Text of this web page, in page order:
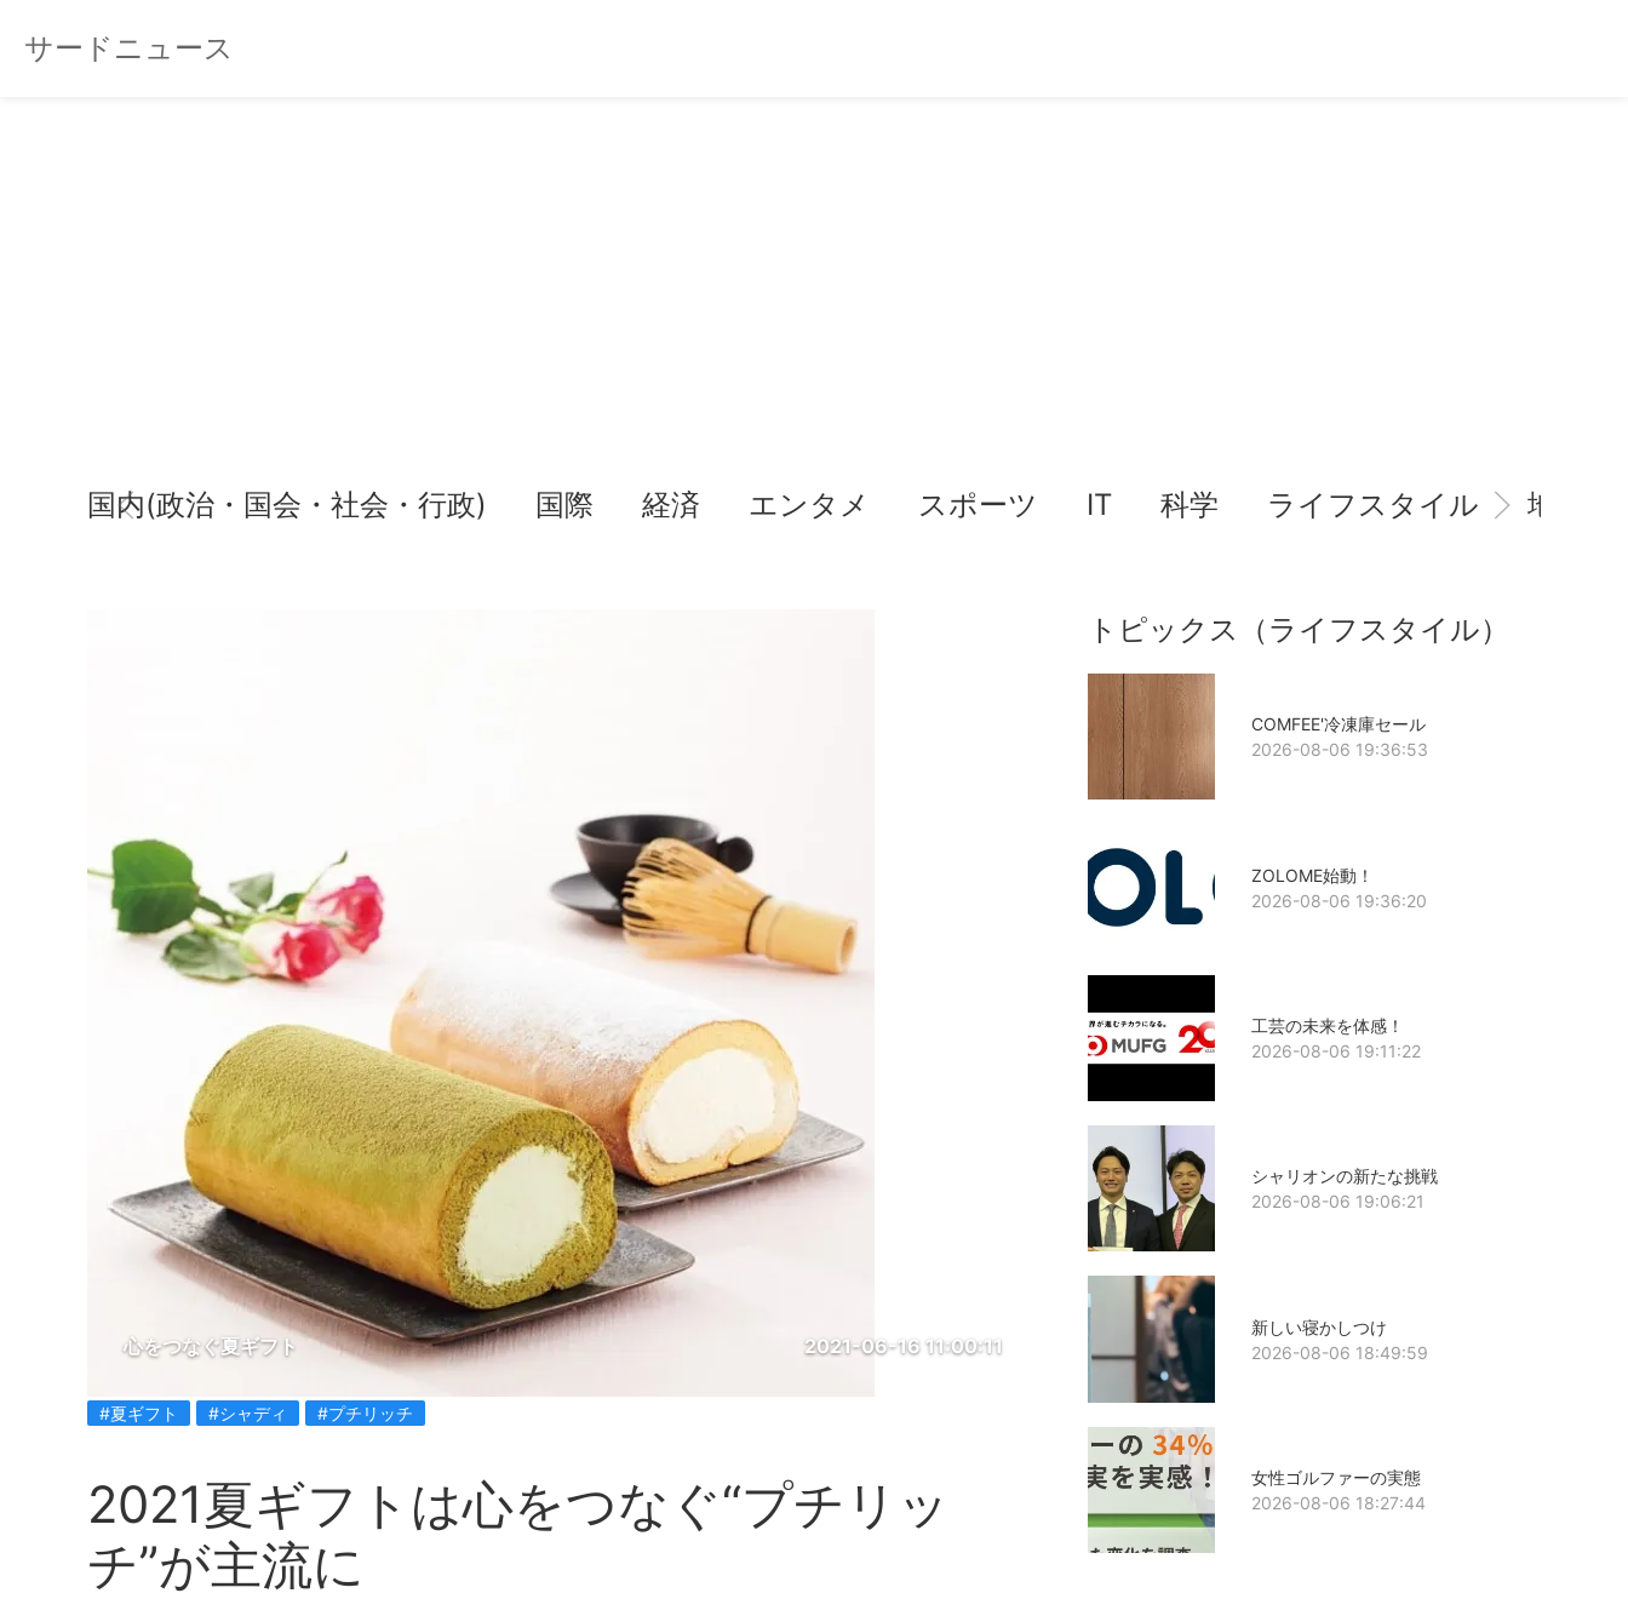
サードニュース
国内(政治・国会・社会・行政) 国際 経済 エンタメ スポーツ IT 科学 ライフスタイル 地域情
心をつなぐ夏ギフト 2021-06-16 11:00:11
#夏ギフト #シャディ #プチリッチ
2021夏ギフトは心をつなぐ“プチリッ
チ”が主流に
トピックス（ライフスタイル）
COMFEE'冷凍庫セール
2026-08-06 19:36:53
ZOLOME始動！
2026-08-06 19:36:20
工芸の未来を体感！
2026-08-06 19:11:22
シャリオンの新たな挑戦
2026-08-06 19:06:21
新しい寝かしつけ
2026-08-06 18:49:59
女性ゴルファーの実態
2026-08-06 18:27:44